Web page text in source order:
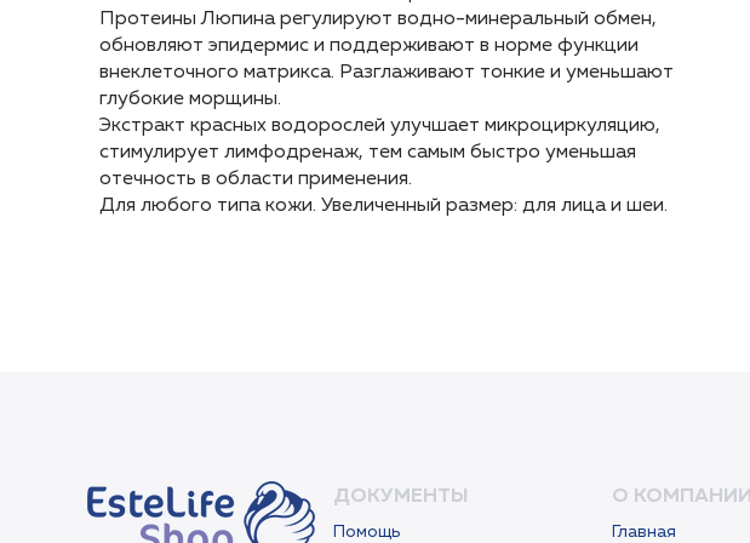
Протеины Люпина регулируют водно-минеральный обмен,
обновляют эпидермис и поддерживают в норме функции
внеклеточного матрикса. Разглаживают тонкие и уменьшают
глубокие морщины.
Экстракт красных водорослей улучшает микроциркуляцию,
стимулирует лимфодренаж, тем самым быстро уменьшая
отечность в области применения.
Для любого типа кожи. Увеличенный размер: для лица и шеи.
Протеины Люпина регулируют водно-минеральный обмен,
обновляют эпидермис и поддерживают в норме функции
внеклеточного матрикса. Разглаживают тонкие и уменьшают
глубокие морщины.
Экстракт красных водорослей улучшает микроциркуляцию,
стимулирует лимфодренаж, тем самым быстро уменьшая
отечность в области применения.
Для любого типа кожи. Увеличенный размер: для лица и шеи.
ДОКУМЕНТЫ
Помощь
О КОМПАНИИ
Главная